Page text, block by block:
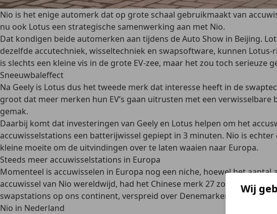
Wij
Nio is het enige automerk dat op grote schaal gebruikmaakt van
nu ook Lotus een strategische samenwerking aan met Nio.
Dat kondigen beide automerken aan tijdens de Auto Show in Beijing.
dezelfde accutechniek, wisseltechniek en swapsoftware, kunnen
is slechts een kleine vis in de grote EV-zee, maar het zou toch
Sneeuwbaleffect
Na Geely is Lotus dus het tweede merk dat interesse heeft in de
groot dat meer merken hun EV’s gaan uitrusten met een
gemak.
Daarbij komt dat investeringen van Geely en Lotus helpen om het
accuwisselstations een batterijwissel gepiept in 3 minuten. Nio is
kleine moeite om de uitvindingen over te laten waaien naar Europa.
Steeds meer accuwisselstations in Europa
Momenteel is accuwisselen in Europa nog een niche, hoewel het
accuwissel van Nio wereldwijd, had het Chinese merk 27 zogenaamde
swapstations op ons continent, verspreid over Denemarken,
Nio in Nederland